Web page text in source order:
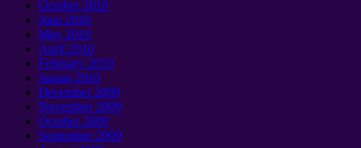
October2010
June 2010
May 2010
April 2010
February 2010
Januar 2010
December2009
November2009
October2009
September 2009